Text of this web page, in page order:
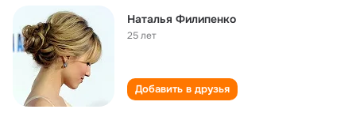
Наталья Филипенко
25 лет
Добавить в друзья